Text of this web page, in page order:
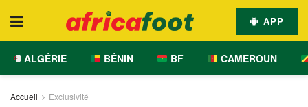
APP
ALGÉRIE BÉNIN BF CAMEROUN
Accueil Exclusivité